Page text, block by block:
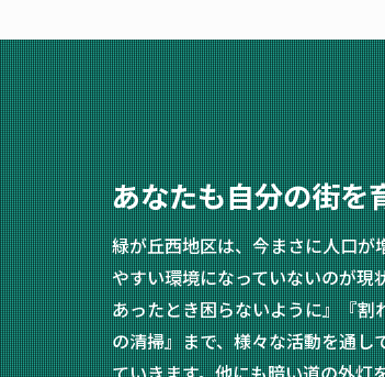
あなたも自分の街を
緑が丘西地区は、今まさに人口が
やすい環境になっていないのが現
あったとき困らないように』『
の清掃』まで、様々な活動を通し